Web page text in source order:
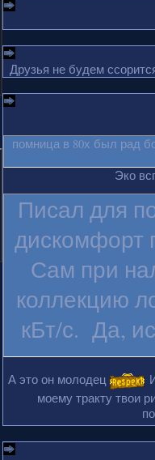
Друзья не будем
помница в 80х был рад
Эко
Писал для
дискомфорт
Сам при
коллекцию
кБт/с. Да,
А это он молодец
моему тракту твои